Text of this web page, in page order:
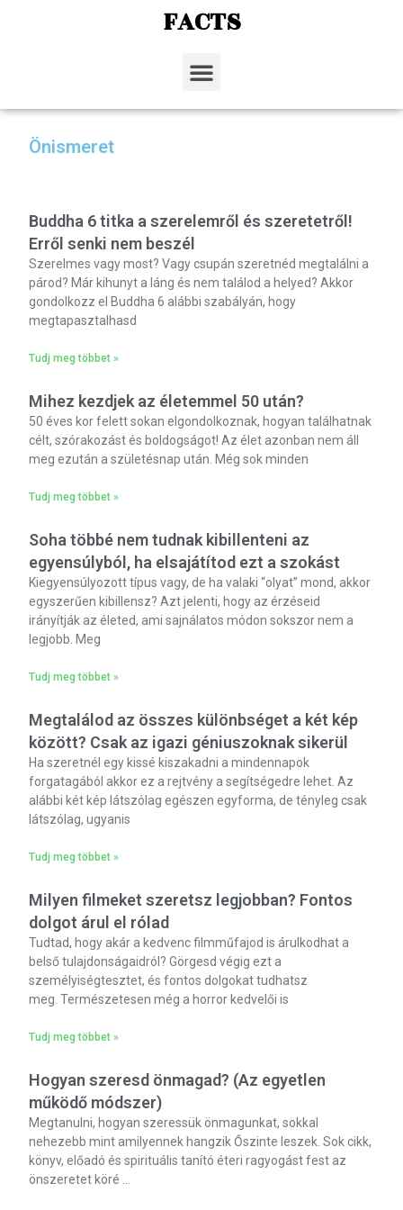
FACTS
Önismeret
Buddha 6 titka a szerelemről és szeretetről!
Erről senki nem beszél
Szerelmes vagy most? Vagy csupán szeretnéd megtalálni a
párod? Már kihunyt a láng és nem találod a helyed? Akkor
gondolkozz el Buddha 6 alábbi szabályán, hogy
megtapasztalhasd
Tudj meg többet »
Mihez kezdjek az életemmel 50 után?
50 éves kor felett sokan elgondolkoznak, hogyan találhatnak
célt, szórakozást és boldogságot! Az élet azonban nem áll
meg ezután a születésnap után. Még sok minden
Tudj meg többet »
Soha többé nem tudnak kibillenteni az
egyensúlyból, ha elsajátítod ezt a szokást
Kiegyensúlyozott típus vagy, de ha valaki “olyat” mond, akkor
egyszerűen kibillensz? Azt jelenti, hogy az érzéseid
irányítják az életed, ami sajnálatos módon sokszor nem a
legjobb. Meg
Tudj meg többet »
Megtalálod az összes különbséget a két kép
között? Csak az igazi géniuszoknak sikerül
Ha szeretnél egy kissé kiszakadni a mindennapok
forgatagából akkor ez a rejtvény a segítségedre lehet. Az
alábbi két kép látszólag egészen egyforma, de tényleg csak
látszólag, ugyanis
Tudj meg többet »
Milyen filmeket szeretsz legjobban? Fontos
dolgot árul el rólad
Tudtad, hogy akár a kedvenc filmműfajod is árulkodhat a
belső tulajdonságaidról? Görgesd végig ezt a
személyiségtesztet, és fontos dolgokat tudhatsz
meg. Természetesen még a horror kedvelői is
Tudj meg többet »
Hogyan szeresd önmagad? (Az egyetlen
működő módszer)
Megtanulni, hogyan szeressük önmagunkat, sokkal
nehezebb mint amilyennek hangzik Őszinte leszek. Sok cikk,
könyv, előadó és spirituális tanító éteri ragyogást fest az
önszeretet köré …